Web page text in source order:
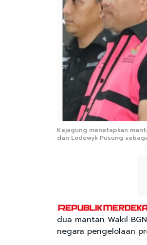
Kejagung menetapkan
dan Lodewyk Pusung
dua mantan Wakil
negara pengelolaan